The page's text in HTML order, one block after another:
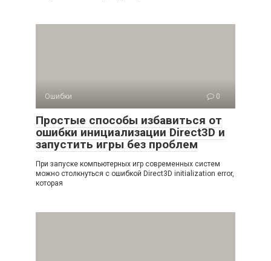
Ошибки 0
Простые способы избавиться от
ошибки инициализации Direct3D и
запустить игры без проблем
При запуске компьютерных игр современных систем
можно столкнуться с ошибкой Direct3D initialization error,
которая